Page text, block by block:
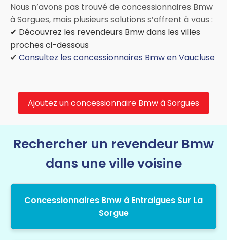
Nous n’avons pas trouvé de concessionnaires Bmw
à Sorgues, mais plusieurs solutions s’offrent à vous :
✔ Découvrez les revendeurs Bmw dans les villes
proches ci-dessous
✔ Consultez les concessionnaires Bmw en Vaucluse
Ajoutez un concessionnaire Bmw à Sorgues
Rechercher un revendeur Bmw
dans une ville voisine
Concessionnaires Bmw à Entraigues Sur La
Sorgue